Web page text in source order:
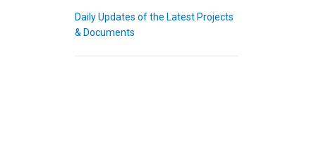
Daily Updates of the Latest Projects
& Documents